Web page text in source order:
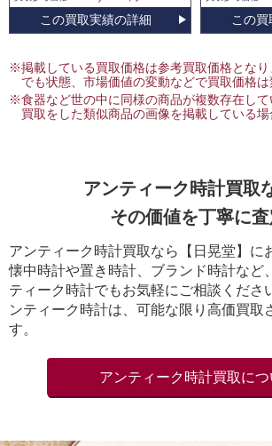
この買取実績の詳細 この
※掲載している買取価格は参考買取価格とな
でも状態、市場価値の変動などで買取価格は
※食器など世の中に同様の商品が複数存在して
買取をした類似商品の画像を掲載している場
アンティーク時計買取
その価値を丁寧に
アンティーク時計買取なら【日晃堂】に
懐中時計や置き時計、ブランド時計など
ティーク時計でもお気軽にご相談くださ
ンティーク時計は、可能な限り高価買取
す。
アンティーク時計買取につ